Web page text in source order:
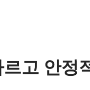
고 안정